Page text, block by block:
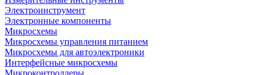
Электроинструмент
Электронные компоненты
Микросхемы
Микросхемы управления питанием
Микросхемы для автоэлектроники
Интерфейсные микросхемы
Микроконтроллеры